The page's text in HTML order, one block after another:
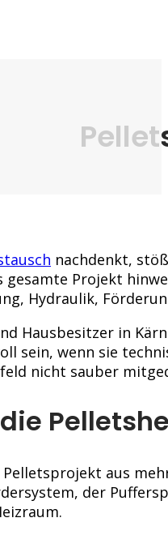
nachdenkt,
gesamte Projekt
Hydraulik,
Hausbesitzer in
sein, wenn sie
nicht sauber
aus
der